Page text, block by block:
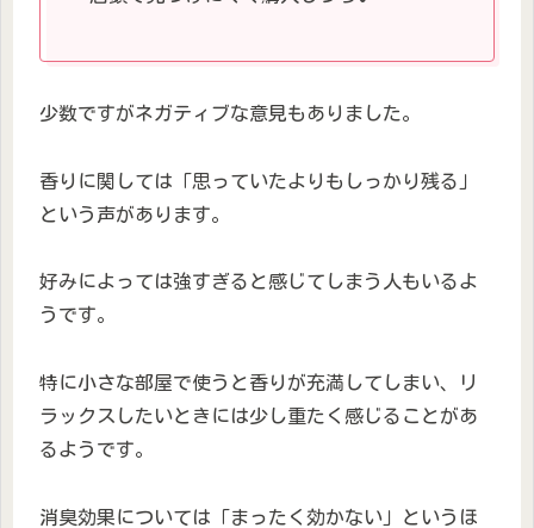
少数ですがネガティブな意見もありました。
香りに関しては「思っていたよりもしっかり残る」
という声があります。
好みによっては強すぎると感じてしまう人もいるよ
うです。
特に小さな部屋で使うと香りが充満してしまい、リ
ラックスしたいときには少し重たく感じることがあ
るようです。
消臭効果については「まったく効かない」というほ